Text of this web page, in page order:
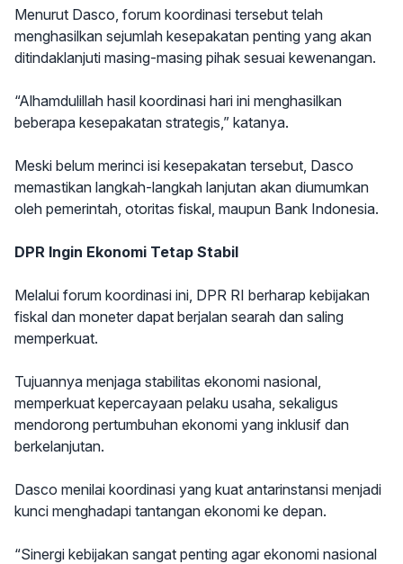
Menurut Dasco, forum koordinasi tersebut telah
menghasilkan sejumlah kesepakatan penting yang akan
ditindaklanjuti masing-masing pihak sesuai kewenangan.
“Alhamdulillah hasil koordinasi hari ini menghasilkan
beberapa kesepakatan strategis,” katanya.
Meski belum merinci isi kesepakatan tersebut, Dasco
memastikan langkah-langkah lanjutan akan diumumkan
oleh pemerintah, otoritas fiskal, maupun Bank Indonesia.
DPR Ingin Ekonomi Tetap Stabil
Melalui forum koordinasi ini, DPR RI berharap kebijakan
fiskal dan moneter dapat berjalan searah dan saling
memperkuat.
Tujuannya menjaga stabilitas ekonomi nasional,
memperkuat kepercayaan pelaku usaha, sekaligus
mendorong pertumbuhan ekonomi yang inklusif dan
berkelanjutan.
Dasco menilai koordinasi yang kuat antarinstansi menjadi
kunci menghadapi tantangan ekonomi ke depan.
“Sinergi kebijakan sangat penting agar ekonomi nasional